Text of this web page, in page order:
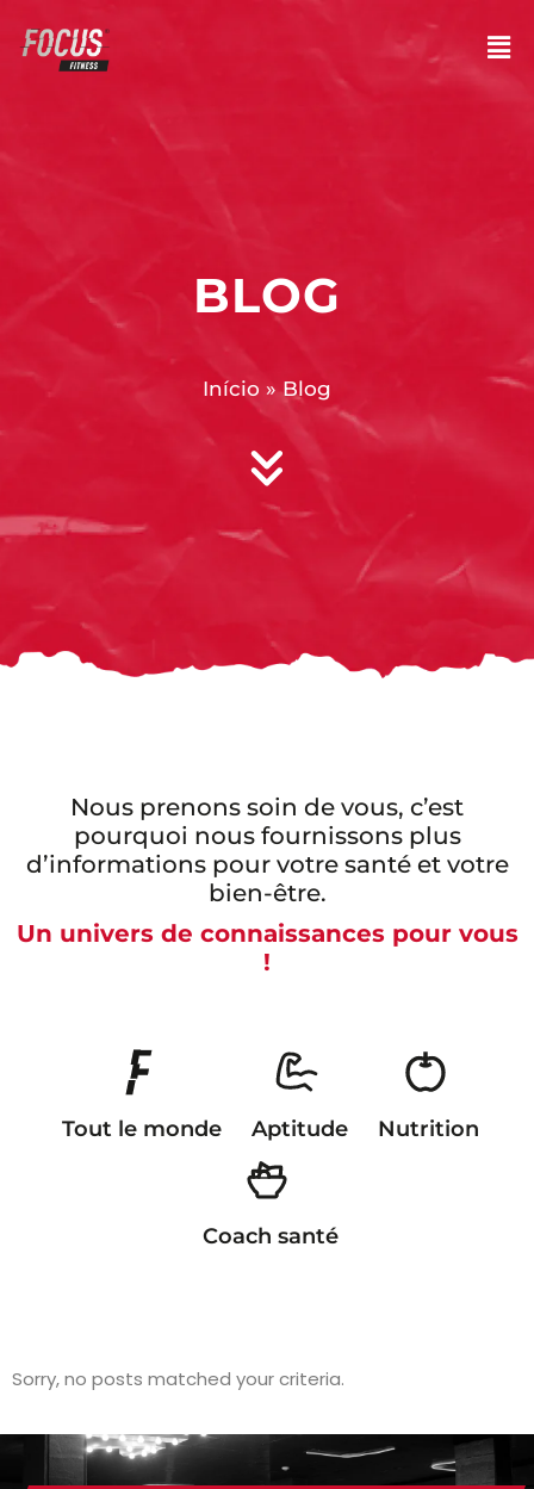
BLOG
Início »Blog
Nous prenons soin de vous, c’est
pourquoi nous fournissons plus
d’informations pour votre santé et votre
bien-être.
Un univers de connaissances pour vous
!
Tout le monde Aptitude Nutrition
Coach santé
Sorry, no posts matched your criteria.